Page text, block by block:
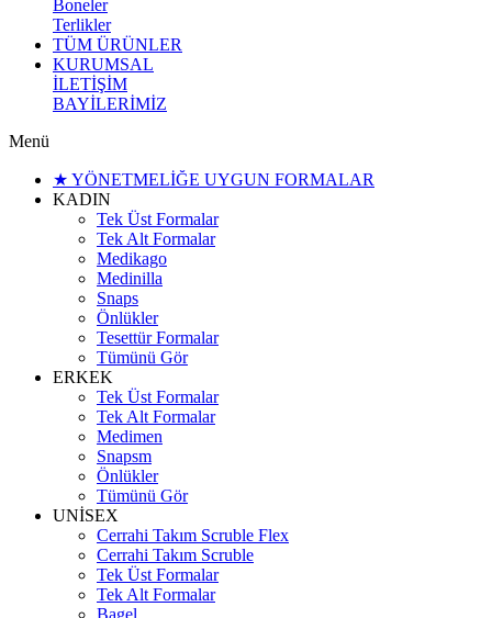
Boneler
Terlikler
TÜM ÜRÜNLER
KURUMSAL
İLETİŞİM
BAYİLERİMİZ
Menü
★ YÖNETMELİĞE UYGUN FORMALAR
KADIN
Tek Üst Formalar
Tek Alt Formalar
Medikago
Medinilla
Snaps
Önlükler
Tesettür Formalar
Tümünü Gör
ERKEK
Tek Üst Formalar
Tek Alt Formalar
Medimen
Snapsm
Önlükler
Tümünü Gör
UNİSEX
Cerrahi Takım Scruble Flex
Cerrahi Takım Scruble
Tek Üst Formalar
Tek Alt Formalar
Bagel